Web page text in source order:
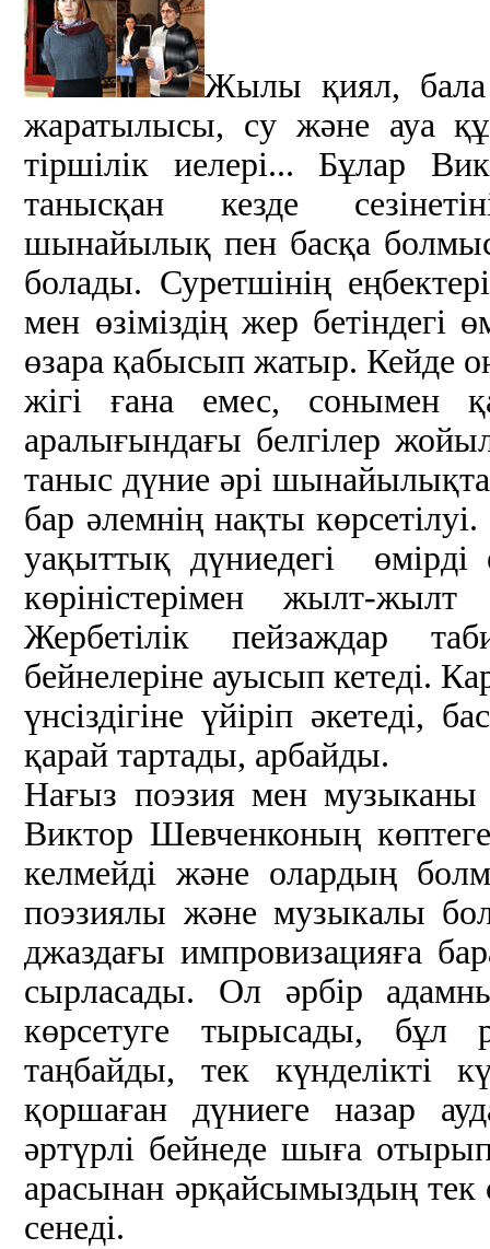
Жылы қиял, бала
жаратылысы, су және ауа
тіршілік иелері... Бұлар
танысқан кезде
шынайылық пен басқа
болады. Суретшінің
мен өзіміздің жер
өзара қабысып жатыр. Кейде
жігі ғана емес, сонымен
аралығындағы белгілер
таныс дүние әрі
бар әлемнің нақты
уақыттық дүниедегі өмірді
көріністерімен жылт-
Жербетілік пейзаждар
бейнелеріне ауысып кетеді.
үнсіздігіне үйіріп әкетеді,
қарай тартады, арбайды.
Нағыз поэзия мен музыканы
Виктор Шевченконың
келмейді және олардың
поэзиялы және музыкалы
джаздағы импровизацияға
сырласады. Ол әрбір
көрсетуге тырысады, бұл
таңбайды, тек күнделікті
қоршаған дүниеге назар
әртүрлі бейнеде шыға
арасынан әрқайсымыздың тек
сенеді.